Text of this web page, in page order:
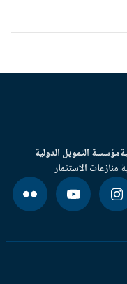
التمويل الدولية
الاستثمار